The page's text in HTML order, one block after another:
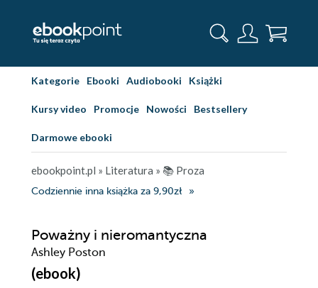
Kategorie Ebooki Audiobooki Książki
Kursy video Promocje Nowości Bestsellery
Darmowe ebooki
ebookpoint.pl » Literatura » 📚 Proza
Codziennie inna książka za 9,90zł
Poważny i nieromantyczna
Ashley Poston
(ebook)